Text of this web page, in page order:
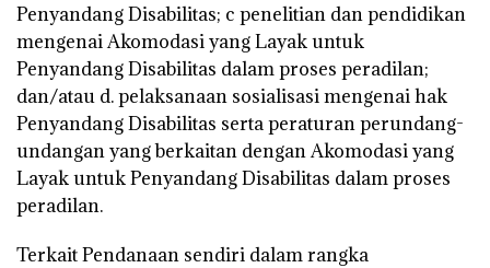
Penyandang Disabilitas; c penelitian dan pendidikan
mengenai Akomodasi yang Layak untuk
Penyandang Disabilitas dalam proses peradilan;
dan/atau d. pelaksanaan sosialisasi mengenai hak
Penyandang Disabilitas serta peraturan perundang-
undangan yang berkaitan dengan Akomodasi yang
Layak untuk Penyandang Disabilitas dalam proses
peradilan.
Terkait Pendanaan sendiri dalam rangka